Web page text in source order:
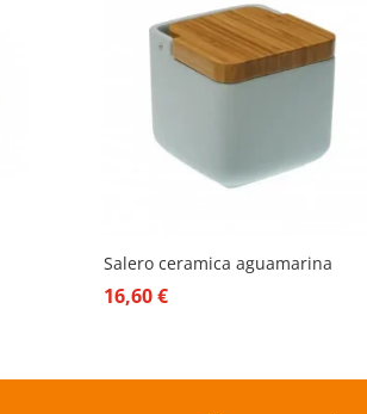
Salero ceramica aguamarina
16,60€